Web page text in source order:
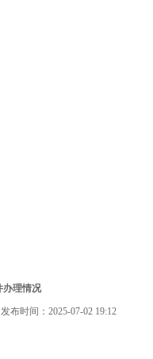
办理情况
发布时间：2025-07-02 19:12